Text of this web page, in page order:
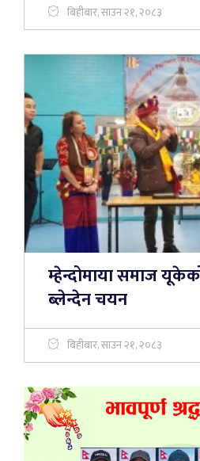
बिहीबार, साउन २१, २०८३
म्हेन्दोमाया समाज
ब्लेन्देन चयन
बिहीबार, साउन २१, २०८३